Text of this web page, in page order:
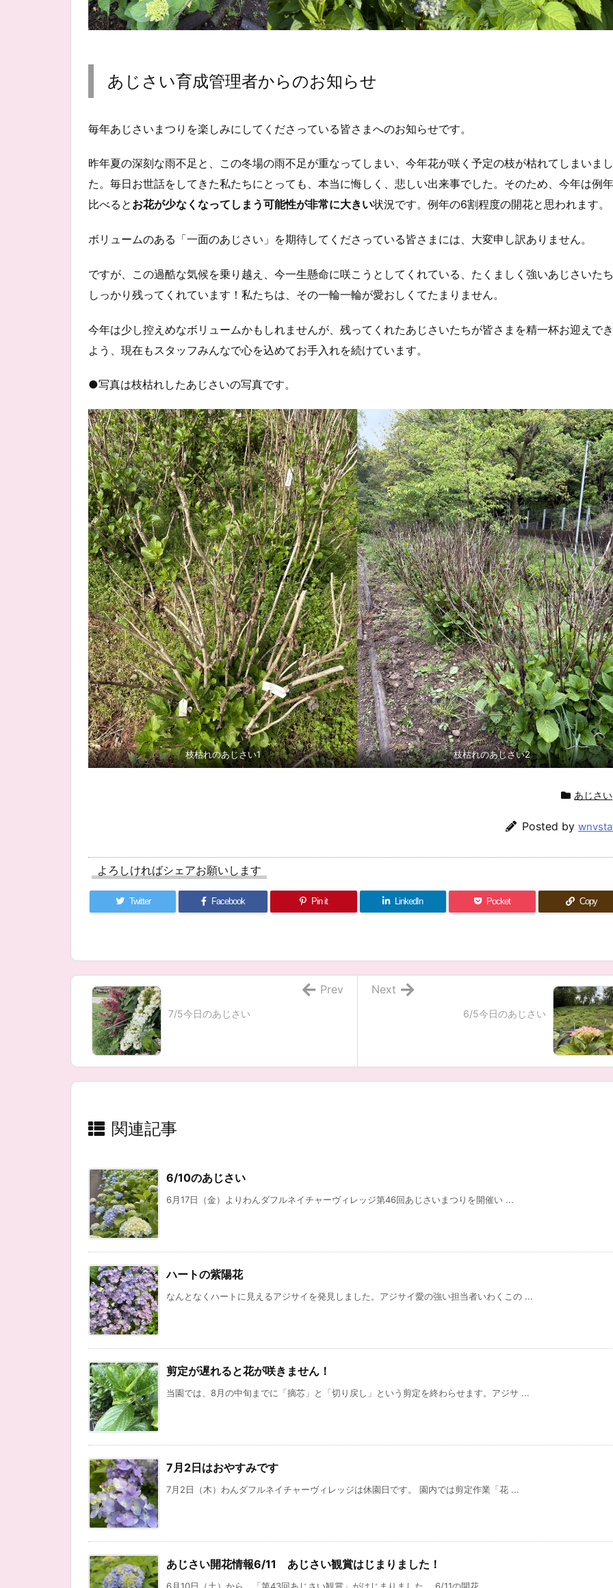
あじさい育成管理者からのお知らせ
毎年あじさいまつりを楽しみにしてくださっている皆さまへのお知らせです。
昨年夏の深刻な雨不足と、この冬場の雨不足が重なってしまい、今年花が咲く予定の枝が枯れてしまいまし
た。毎日お世話をしてきた私たちにとっても、本当に悔しく、悲しい出来事でした。そのため、今年は例
比べると お花が少なくなってしまう可能性が非常に大きい状況です。例年の6割程度の開花と思われます。
ボリュームのある「一面のあじさい」を期待してくださっている皆さまには、大変申し訳ありません。
ですが、この過酷な気候を乗り越え、今一生懸命に咲こうとしてくれている、たくましく強いあじさいた
しっかり残ってくれています！私たちは、その一輪一輪が愛おしくてたまりません。
今年は少し控えめなボリュームかもしれませんが、残ってくれたあじさいたちが皆さまを精一杯お迎えで
よう、現在もスタッフみんなで心を込めてお手入れを続けています。
●写真は枝枯れしたあじさいの写真です。
枝枯れのあじさい1 枝枯れのあじさい2
あじさい
Posted by
よろしければシェアお願いします
Twitter Facebook Pin it LinkedIn Pocket Copy
6/5今日のあじさい
Next
7/5今日のあじさい
Prev
関連記事
6/10のあじさい
6月17日（金）よりわんダフルネイチャーヴィレッジ第46回あじさいまつりを開催い ...
ハートの紫陽花
なんとなくハートに見えるアジサイを発見しました。アジサイ愛の強い担当者いわくこの ...
剪定が遅れると花が咲きません！
当園では、8月の中旬までに「摘芯」と「切り戻し」という剪定を終わらせます。アジサ ...
7月2日はおやすみです
7月2日（木）わんダフルネイチャーヴィレッジは休園日です。 園内では剪定作業「花 ...
あじさい開花情報6/11 あじさい観賞はじまりました！